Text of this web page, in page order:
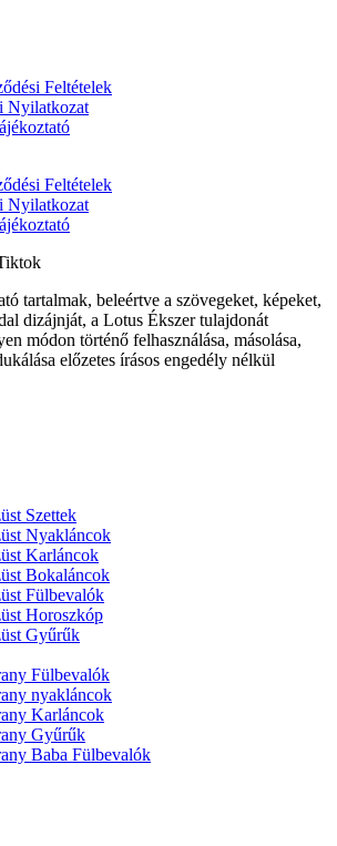
Feltételek
Nyilatkozat
Feltételek
Nyilatkozat
tartalmak, beleértve a szövegeket, képeket,
dizájnját, a Lotus Ékszer tulajdonát
módon történő felhasználása, másolása,
előzetes írásos engedély nélkül
Szettek
Nyakláncok
Karláncok
Bokaláncok
Fülbevalók
Horoszkóp
Gyűrűk
Fülbevalók
nyakláncok
Karláncok
Gyűrűk
Baba Fülbevalók